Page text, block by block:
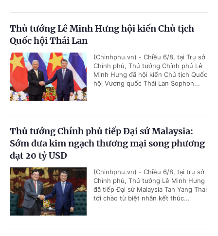
Thủ tướng Lê Minh Hưng hội kiến Chủ tịch
Quốc hội Thái Lan
(Chinhphu.vn) - Chiều 6/8, tại Trụ sở
Chính phủ, Thủ tướng Chính phủ Lê
Minh Hưng đã hội kiến Chủ tịch Quốc
hội Vương quốc Thái Lan Sophon...
Thủ tướng Chính phủ tiếp Đại sứ Malaysia:
Sớm đưa kim ngạch thương mại song phương
đạt 20 tỷ USD
(Chinhphu.vn) - Chiều 6/8, tại trụ sở
Chính phủ, Thủ tướng Lê Minh Hưng
đã tiếp Đại sứ Malaysia Tan Yang Thai
tới chào từ biệt nhân kết thúc...